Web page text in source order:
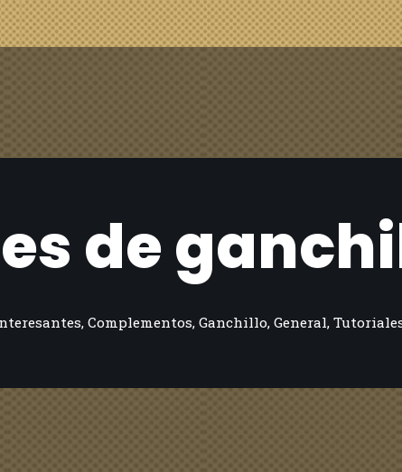
de
, Complementos, Ganchillo, General,